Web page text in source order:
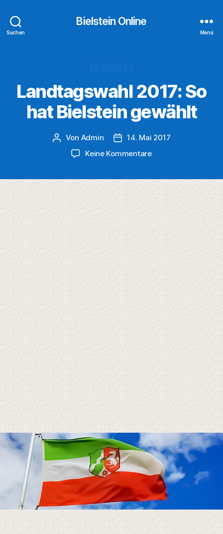
Suchen
Bielstein Online
Menü
Landtagswahl 2017: So
hat Bielstein gewählt
Beitragsautor
Von Admin Veröffentlichungsdatum
14. Mai 2017
Keine Kommentarezu
hat
Bielstein
gewählt